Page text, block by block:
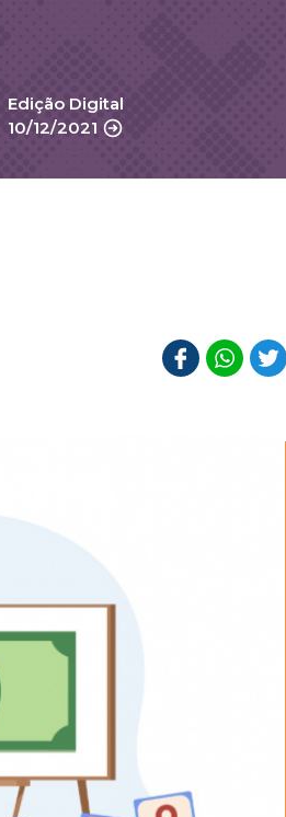
Edição Digital
10/12/2021